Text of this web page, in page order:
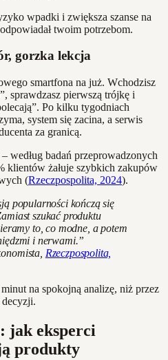
wpadki i zwiększa szanse na
twoim potrzebom.
gorzka lekcja
smartfona na już. Wchodzisz
sprawdzasz pierwszą trójkę i
Po kilku tygodniach
system się zacina, a serwis
za granicą.
według badań przeprowadzonych
klientów żałuje szybkich zakupów
(Rzeczpospolita, 2024).
popularności kończą się
szukać produktu
to, co modne, a potem
i nerwami.”
Rzeczpospolita,
na spokojną analizę, niż przez
decyzji.
jak eksperci
produkty